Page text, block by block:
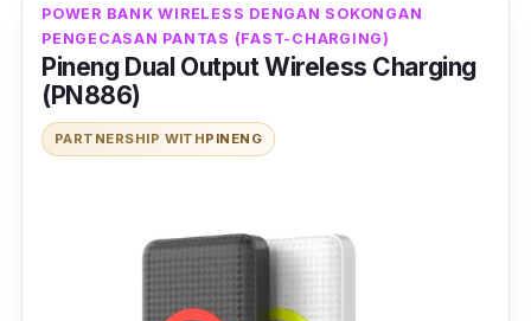
POWER BANK WIRELESS DENGAN SOKONGAN
PENGECASAN PANTAS (FAST-CHARGING)
Pineng Dual Output Wireless Charging
(PN886)
PARTNERSHIP WITHPINENG